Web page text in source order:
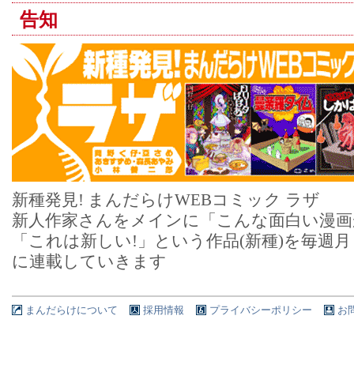
告知
新種発見! まんだらけWEBコミック ラザ
新人作家さんをメインに「こんな面白い漫
「これは新しい!」という作品(新種)を毎週
に連載していきます
まんだらけについて 採用情報 プライバシーポリシー お